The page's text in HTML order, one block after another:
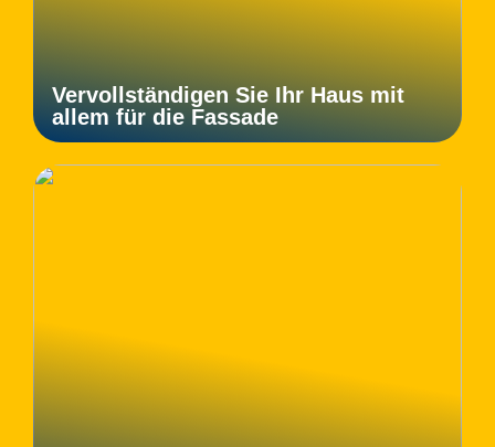
Vervollständigen Sie Ihr Haus mit
allem für die Fassade